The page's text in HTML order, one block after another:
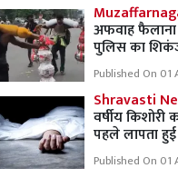
अफवाह फैलाना
पुलिस का
Published On 01
Shravasti
वर्षीय किशोरी
पहले लापता
Published On 01